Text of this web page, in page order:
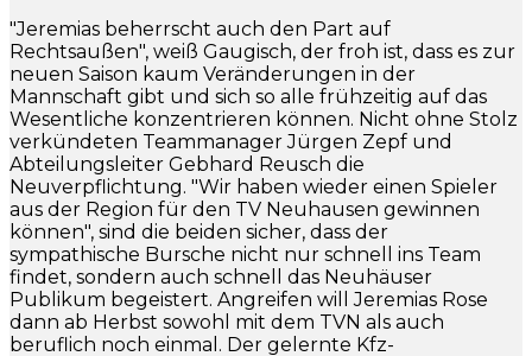
"Jeremias beherrscht auch den Part auf
Rechtsaußen", weiß Gaugisch, der froh ist, dass es zur
neuen Saison kaum Veränderungen in der
Mannschaft gibt und sich so alle frühzeitig auf das
Wesentliche konzentrieren können. Nicht ohne Stolz
verkündeten Teammanager Jürgen Zepf und
Abteilungsleiter Gebhard Reusch die
Neuverpflichtung. "Wir haben wieder einen Spieler
aus der Region für den TV Neuhausen gewinnen
können", sind die beiden sicher, dass der
sympathische Bursche nicht nur schnell ins Team
findet, sondern auch schnell das Neuhäuser
Publikum begeistert. Angreifen will Jeremias Rose
dann ab Herbst sowohl mit dem TVN als auch
beruflich noch einmal. Der gelernte Kfz-